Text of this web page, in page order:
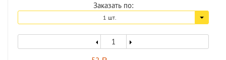
Заказать по:
1 шт.